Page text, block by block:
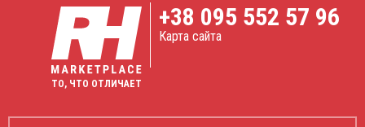
ТО, ЧТО ОТЛИЧАЕТ
+38 095 552 57 96
Карта сайта